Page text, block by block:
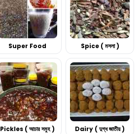
Super Food Spice ( মসলা )
Pickles ( আচার সমুহ ) Dairy ( দুগ্ধ জাতীয় )